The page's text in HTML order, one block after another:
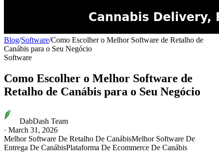
Blog/Software/Como Escolher o Melhor Software de Retalho de
Canábis para o Seu Negócio
Software
Como Escolher o Melhor Software de
Retalho de Canábis para o Seu Negócio
DabDash Team
· March 31, 2026
Melhor Software De Retalho De CanábisMelhor Software De
Entrega De CanábisPlataforma De Ecommerce De Canábis